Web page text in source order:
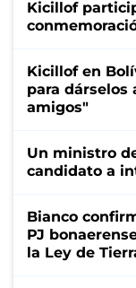
Kicillof
Kicillof en
para dárselos
amigos"
Un ministro
candidato a
Bianco
PJ
la Ley de